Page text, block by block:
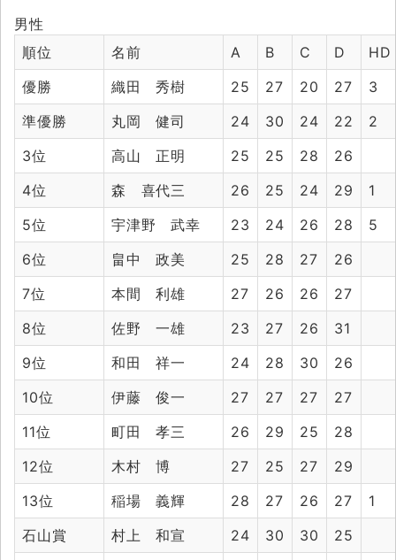
男性
順位
名前 A B C D
HD
優勝
織田 秀樹 25 27 20 27
3
準優勝
丸岡 健司 24 30 24 22
2
3位
高山 正明 25 25 28
26
4位
森 喜代三 26 25 24 29
1
5位
宇津野 武幸 23 24 26 28
5
6位
畠中 政美 25 28 27
26
7位
本間 利雄 27 26 26
27
8位
佐野 一雄 23 27 26
31
9位
和田 祥一 24 28 30
26
10位
伊藤 俊一 27 27 27
27
11位
町田 孝三 26 29 25
28
12位
木村 博 27 25 27
29
13位
稲場 義輝 28 27 26 27
1
石山賞
村上 和宣 24 30 30
25